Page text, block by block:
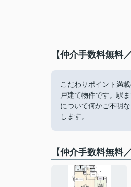
【仲介手数料無
こだわりポイント満
戸建て物件です。駅
について何かご不明
します。
【仲介手数料無